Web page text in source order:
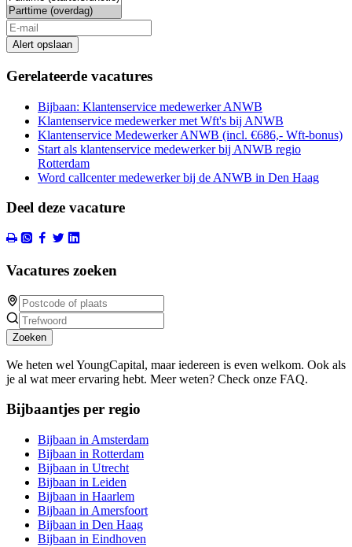
Alert opslaan
Gerelateerde vacatures
Bijbaan: Klantenservice medewerker ANWB
Klantenservice medewerker met Wft's bij ANWB
Klantenservice Medewerker ANWB (incl. €686,- Wft-bonus)
Start als klantenservice medewerker bij ANWB regio
Rotterdam
Word callcenter medewerker bij de ANWB in Den Haag
Deel deze vacature
Vacatures zoeken
Zoeken
We heten wel YoungCapital, maar iedereen is even welkom. Ook als
je al wat meer ervaring hebt. Meer weten? Check onze FAQ.
Bijbaantjes per regio
Bijbaan in Amsterdam
Bijbaan in Rotterdam
Bijbaan in Utrecht
Bijbaan in Leiden
Bijbaan in Haarlem
Bijbaan in Amersfoort
Bijbaan in Den Haag
Bijbaan in Eindhoven